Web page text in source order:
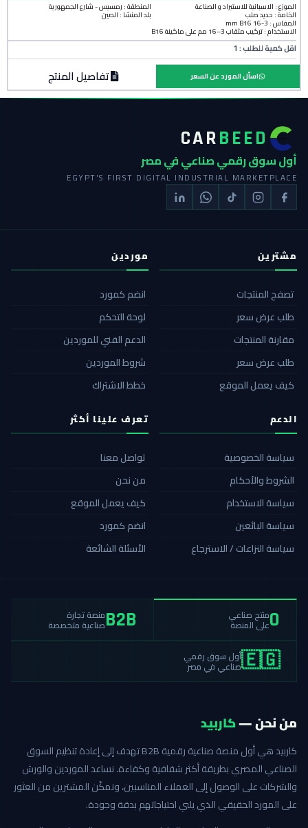
الموزع : الاسبانية للاستيراد و الصناعة
الخامة : حديد صلب
المنطقة : رمسيس - شارع الجمهورية
بلد المنشأ : الصين
المقاس : 3-16 mm B16
الاستخدام : تركيب مثقاب 3–16 مم على ماكينة B16
اقل كمية للطلب : 1
تفاصيل المنتج اسأل المورد عن السعر
CARBEED
أول سوق رقمي صناعي في مصر
EGYPT'S FIRST DIGITAL INDUSTRIAL MARKETPLACE
مشترين
تصفح المنتجات
طلب عرض سعر
مقارنة المنتجات
طلب عرض سعر
كيف يعمل الموقع
موردين
انضم كمورد
لوحة التحكم
الدعم الفني للموردين
شروط الموردين
خطط الاشتراك
الدعم
سياسة الخصوصية
الشروط والأحكام
سياسة الاستخدام
سياسة البائعين
سياسة النزاعات / الاسترجاع
تعرف علينا أكثر
تواصل معنا
من نحن
كيف يعمل الموقع
انضم كمورد
الأسئلة الشائعة
0منتج صناعي
على المنصة B2Bمنصة تجارة
صناعية متخصصة
🇪🇬أول سوق رقمي
صناعي في مصر
من نحن —كاربيد
كاربيد هي أول منصة صناعية رقمية B2B تهدف إلى إعادة تنظيم السوق
الصناعي المصري بطريقة أكثر شفافية وكفاءة. نساعد الموردين والورش
والشركات على الوصول إلى العملاء المناسبين، ونمكّن المشترين من العثور
على المورد الحقيقي الذي يلبي احتياجاتهم بدقة وجودة.